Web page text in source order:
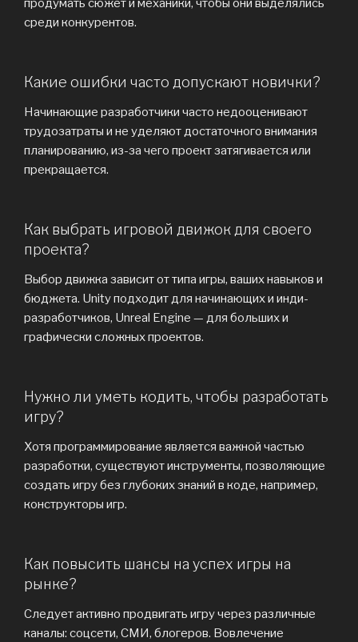
продумать сюжет и механики, чтобы они выделялись
среди конкурентов.
Какие ошибки часто допускают новички?
Начинающие разработчики часто недооценивают
трудозатраты и не уделяют достаточного внимания
планированию, из-за чего проект затягивается или
прекращается.
Как выбрать игровой движок для своего
проекта?
Выбор движка зависит от типа игры, ваших навыков и
бюджета. Unity подходит для начинающих и инди-
разработчиков, Unreal Engine — для больших и
графически сложных проектов.
Нужно ли уметь кодить, чтобы разработать
игру?
Хотя программирование является важной частью
разработки, существуют инструменты, позволяющие
создать игру без глубоких знаний в коде, например,
конструкторы игр.
Как повысить шансы на успех игры на
рынке?
Следует активно продвигать игру через различные
каналы: соцсети, СМИ, блогеров. Вовлечение